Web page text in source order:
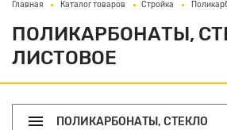
Главная Каталог товаров Стройка
ПОЛИКАРБОНАТЫ,
ЛИСТОВОЕ
ПОЛИКАРБОНАТЫ, СТЕКЛО